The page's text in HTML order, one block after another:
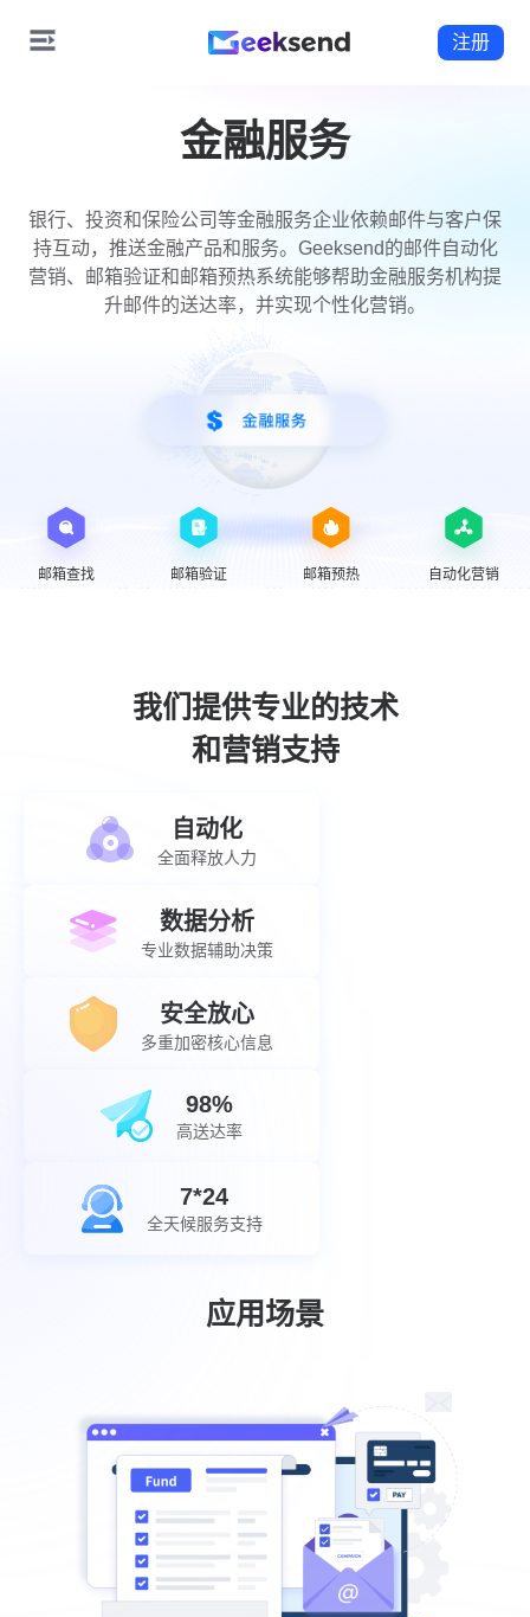
注册
金融服务
银行、投资和保险公司等金融服务企业依赖邮件与客户保
持互动，推送金融产品和服务。Geeksend的邮件自动化
营销、邮箱验证和邮箱预热系统能够帮助金融服务机构提
升邮件的送达率，并实现个性化营销。
邮箱查找 邮箱验证 邮箱预热 自动化营销
我们提供专业的技术
和营销支持
自动化
全面释放人力
数据分析
专业数据辅助决策
安全放心
多重加密核心信息
98%
高送达率
7*24
全天候服务支持
应用场景